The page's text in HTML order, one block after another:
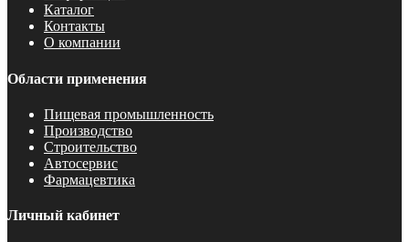
Каталог
Контакты
О компании
Области применения
Пищевая промышленность
Производство
Строительство
Автосервис
Фармацевтика
Личный кабинет